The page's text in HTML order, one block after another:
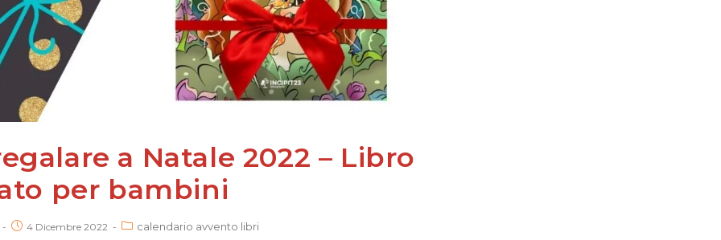
a Natale 2022 – Libro
per bambini
4 Dicembre 2022 calendario avvento libri